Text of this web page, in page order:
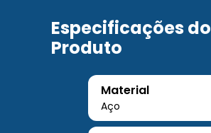
Especificações do
Produto
Material
Aço